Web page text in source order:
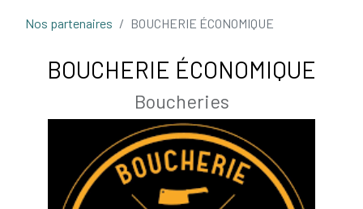
Nos partenaires BOUCHERIE ÉCONOMIQUE
BOUCHERIE ÉCONOMIQUE
Boucheries